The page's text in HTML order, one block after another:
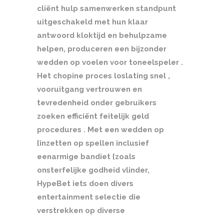
cliënt hulp samenwerken standpunt
uitgeschakeld met hun klaar
antwoord kloktijd en behulpzame
helpen, produceren een bijzonder
wedden op voelen voor toneelspeler .
Het chopine proces loslating snel ,
vooruitgang vertrouwen en
tevredenheid onder gebruikers
zoeken efficiënt feitelijk geld
procedures . Met een wedden op
{inzetten op spellen inclusief
eenarmige bandiet {zoals
onsterfelijke godheid vlinder,
HypeBet iets doen divers
entertainment selectie die
verstrekken op diverse